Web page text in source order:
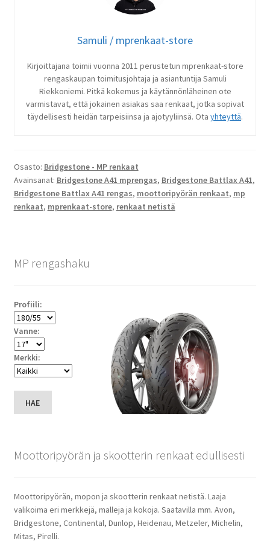
Samuli / mprenkaat-store
Kirjoittajana toimii vuonna 2011 perustetun mprenkaat-store
rengaskaupan toimitusjohtaja ja asiantuntija Samuli
Riekkoniemi. Pitkä kokemus ja käytännönläheinen ote
varmistavat, että jokainen asiakas saa renkaat, jotka sopivat
täydellisesti heidän tarpeisiinsa ja ajotyyliinsä. Ota yhteyttä.
Osasto: Bridgestone - MP renkaat
Avainsanat: Bridgestone A41 mprengas, Bridgestone Battlax A41,
Bridgestone Battlax A41 rengas, moottoripyörän renkaat, mp
renkaat, mprenkaat-store, renkaat netistä
MP rengashaku
Profiili:
Vanne:
Merkki:
HAE
Moottoripyörän ja skootterin renkaat edullisesti
Moottoripyörän, mopon ja skootterin renkaat netistä. Laaja
valikoima eri merkkejä, malleja ja kokoja. Saatavilla mm. Avon,
Bridgestone, Continental, Dunlop, Heidenau, Metzeler, Michelin,
Mitas, Pirelli.